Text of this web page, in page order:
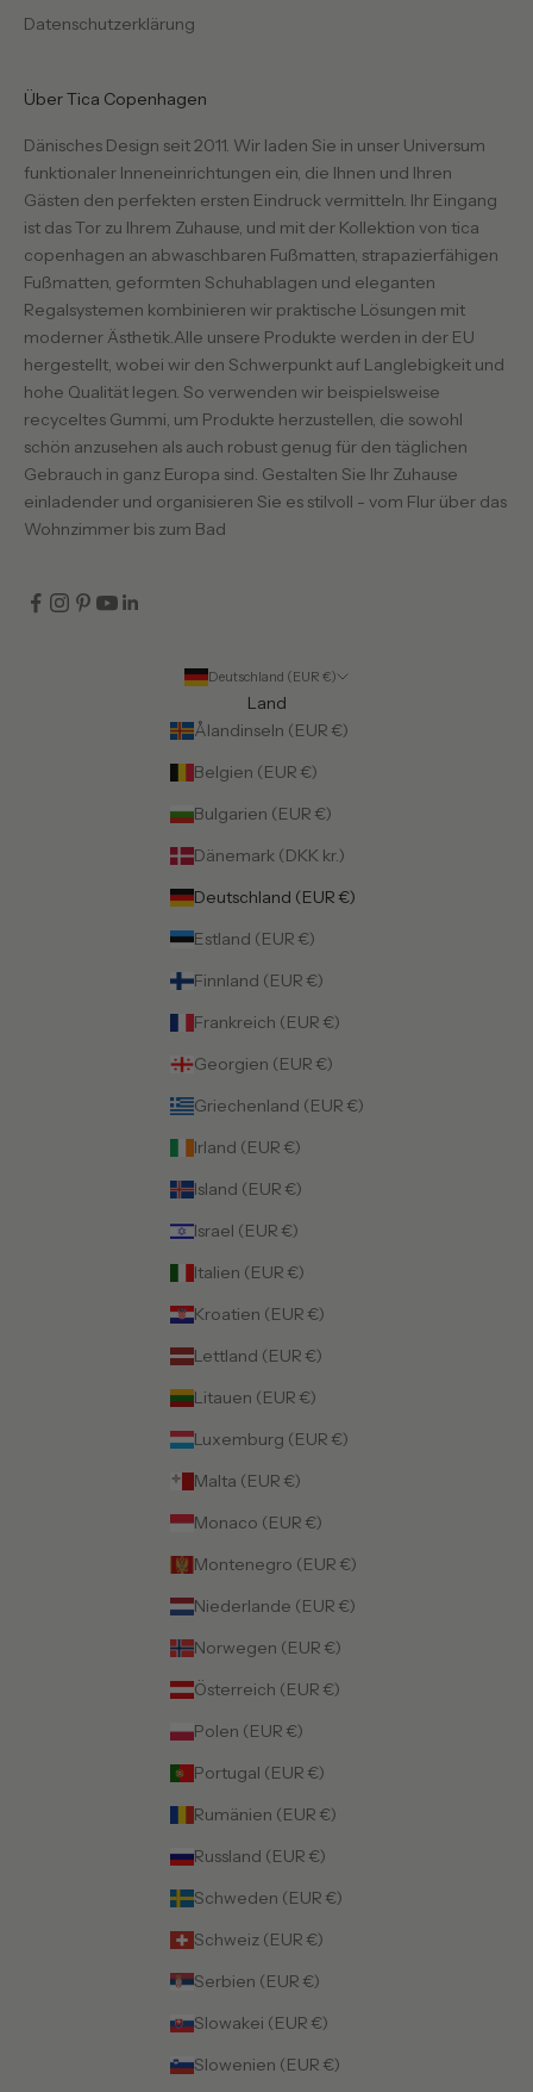
Datenschutzerklärung
Über Tica Copenhagen
Dänisches Design seit 2011. Wir laden Sie in unser Universum
funktionaler Inneneinrichtungen ein, die Ihnen und Ihren
Gästen den perfekten ersten Eindruck vermitteln. Ihr Eingang
ist das Tor zu Ihrem Zuhause, und mit der Kollektion von tica
copenhagen an abwaschbaren Fußmatten, strapazierfähigen
Fußmatten, geformten Schuhablagen und eleganten
Regalsystemen kombinieren wir praktische Lösungen mit
moderner Ästhetik.Alle unsere Produkte werden in der EU
hergestellt, wobei wir den Schwerpunkt auf Langlebigkeit und
hohe Qualität legen. So verwenden wir beispielsweise
recyceltes Gummi, um Produkte herzustellen, die sowohl
schön anzusehen als auch robust genug für den täglichen
Gebrauch in ganz Europa sind. Gestalten Sie Ihr Zuhause
einladender und organisieren Sie es stilvoll - vom Flur über das
Wohnzimmer bis zum Bad
Deutschland (EUR €)
Land
Ålandinseln (EUR €)
Belgien (EUR €)
Bulgarien (EUR €)
Dänemark (DKK kr.)
Deutschland (EUR €)
Estland (EUR €)
Finnland (EUR €)
Frankreich (EUR €)
Georgien (EUR €)
Griechenland (EUR €)
Irland (EUR €)
Island (EUR €)
Israel (EUR €)
Italien (EUR €)
Kroatien (EUR €)
Lettland (EUR €)
Litauen (EUR €)
Luxemburg (EUR €)
Malta (EUR €)
Monaco (EUR €)
Montenegro (EUR €)
Niederlande (EUR €)
Norwegen (EUR €)
Österreich (EUR €)
Polen (EUR €)
Portugal (EUR €)
Rumänien (EUR €)
Russland (EUR €)
Schweden (EUR €)
Schweiz (EUR €)
Serbien (EUR €)
Slowakei (EUR €)
Slowenien (EUR €)